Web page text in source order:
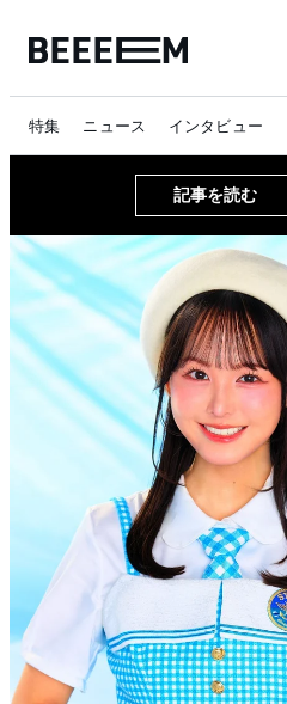
特集 ニュース インタビュー
記事を読む